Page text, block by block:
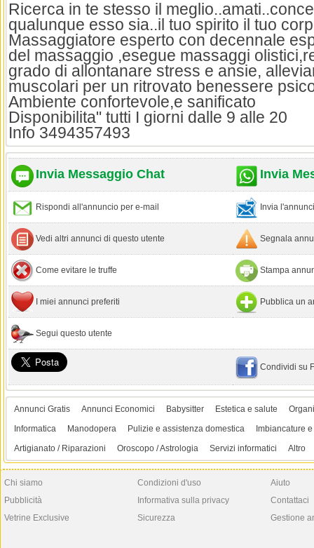
Ricerca in te stesso il
qualunque esso sia..il tuo spirito il tuo
Massaggiatore esperto con decennale
del massaggio ,esegue massaggi
grado di allontanare stress e ansie,
muscolari per un ritrovato benessere
Ambiente confortevole,e sanificato
Disponibilita" tutti I giorni dalle 9 alle 20
Info 3494357493
Invia Messaggio Chat Invia
Rispondi all'annuncio per e-mail Invia
Vedi altri annunci di questo utente Segnala
Come evitare le truffe Stampa
I miei annunci preferiti Pubblica un
Segui questo utente
Condividi su
Annunci Gratis Annunci Economici Babysitter Estetica e salute
Informatica
Manodopera Pulizie e assistenza domestica
Imbiancature
Artigianato / Riparazioni
Oroscopo / Astrologia Servizi informatici Altro
Chi siamo
Pubblicità
Vetrine Exclusive
Condizioni d'uso
Informativa sulla privacy
Sicurezza
Aiuto
Contattaci
Gestione